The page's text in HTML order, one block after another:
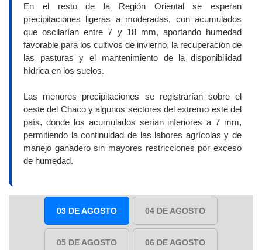
En el resto de la Región Oriental se esperan
precipitaciones ligeras a moderadas, con acumulados
que oscilarían entre 7 y 18 mm, aportando humedad
favorable para los cultivos de invierno, la recuperación de
las pasturas y el mantenimiento de la disponibilidad
hídrica en los suelos.
Las menores precipitaciones se registrarían sobre el
oeste del Chaco y algunos sectores del extremo este del
país, donde los acumulados serían inferiores a 7 mm,
permitiendo la continuidad de las labores agrícolas y de
manejo ganadero sin mayores restricciones por exceso
de humedad.
03 DE AGOSTO 04 DE AGOSTO
05 DE AGOSTO 06 DE AGOSTO